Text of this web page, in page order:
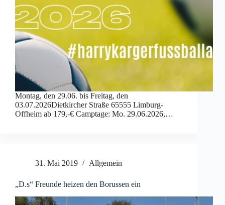
Montag, den 29.06. bis Freitag, den
03.07.2026Dietkircher Straße 65555 Limburg-
Offheim ab 179,-€ Camptage: Mo. 29.06.2026,…
31. Mai 2019 Allgemein
„D.s“ Freunde heizen den Borussen ein